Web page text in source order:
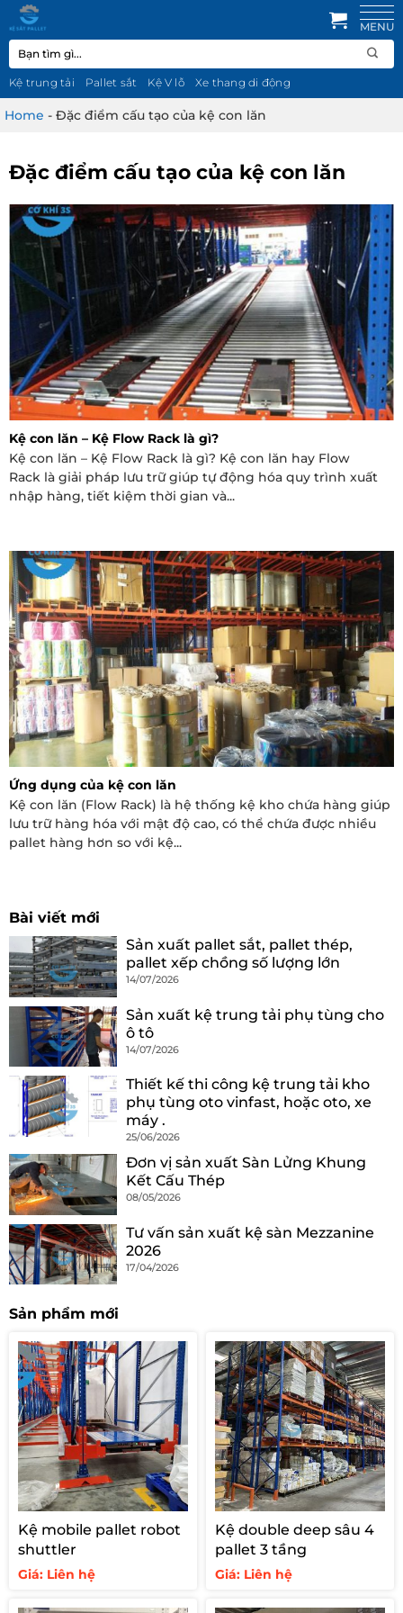
qua
nội
dung
Tìm
kiếm:
Kệ trung tải Pallet sắt Kệ V lỗ Xe thang di động
Home - Đặc điểm cấu tạo của kệ con lăn
Đặc điểm cấu tạo của kệ con lăn
Kệ con lăn – Kệ Flow Rack là gì?
Kệ con lăn – Kệ Flow Rack là gì? Kệ con lăn hay Flow
Rack là giải pháp lưu trữ giúp tự động hóa quy trình xuất
nhập hàng, tiết kiệm thời gian và...
Ứng dụng của kệ con lăn
Kệ con lăn (Flow Rack) là hệ thống kệ kho chứa hàng giúp
lưu trữ hàng hóa với mật độ cao, có thể chứa được nhiều
pallet hàng hơn so với kệ...
Bài viết mới
Sản xuất pallet sắt, pallet thép,
pallet xếp chồng số lượng lớn
14/07/2026
Sản xuất kệ trung tải phụ tùng cho
ô tô
14/07/2026
Thiết kế thi công kệ trung tải kho
phụ tùng oto vinfast, hoặc oto, xe
máy .
25/06/2026
Đơn vị sản xuất Sàn Lửng Khung
Kết Cấu Thép
08/05/2026
Tư vấn sản xuất kệ sàn Mezzanine
2026
17/04/2026
Sản phẩm mới
Kệ mobile pallet robot
shuttler
Giá: Liên hệ
Kệ double deep sâu 4
pallet 3 tầng
Giá: Liên hệ